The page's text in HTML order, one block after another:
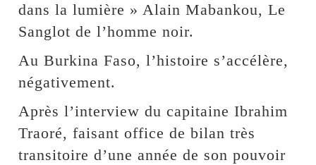
dans la lumière » Alain Mabankou, Le
Sanglot de l’homme noir.
Au Burkina Faso, l’histoire s’accélère,
négativement.
Après l’interview du capitaine Ibrahim
Traoré, faisant office de bilan très
transitoire d’une année de son pouvoir